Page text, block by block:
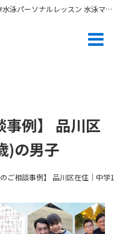
水泳個人レッスン #水泳プライベートレッスン #水泳パーソナルレッスン 水泳マンツーマン #スイミング個人レッスン #スイミングプライベートレッスン スイミングパーソナルレッスン #スイミングマンツーマン 水泳初心者 #プール #水泳短期教室 #スイミングスクール #水泳選手 キッズスイミング #シュノーケリング #中学生スイミング
事例】 品川区
)の男子
のご相談事例】 品川区在住｜中